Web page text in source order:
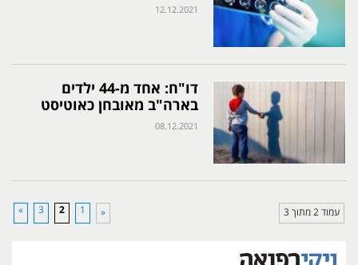
12.12.2021
דו"ח: אחד מ-44 ילדים
בארה"ב מאובחן כאוטיסט
08.12.2021
עמוד 2 מתוך 3 «
1
2
3
»